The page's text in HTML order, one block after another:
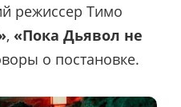
режиссер Тимо
, «Пока Дьявол не
о постановке.